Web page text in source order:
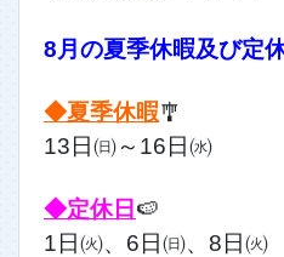
8月の夏季休暇及び定
◆夏季休暇🎐
13日㈰～16日㈬
◆定休日 🍉
1日㈫、6日㈰、8日㈫